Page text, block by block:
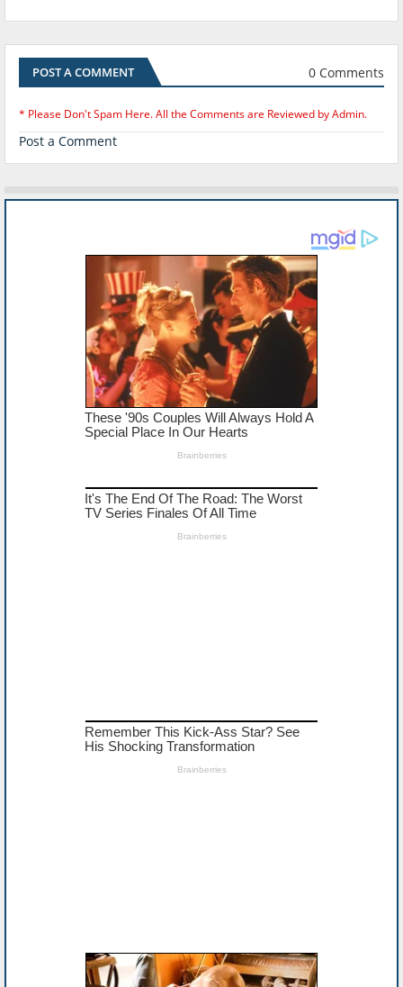
POST A COMMENT 0 Comments
* Please Don't Spam Here. All the Comments are Reviewed by Admin.
Post a Comment